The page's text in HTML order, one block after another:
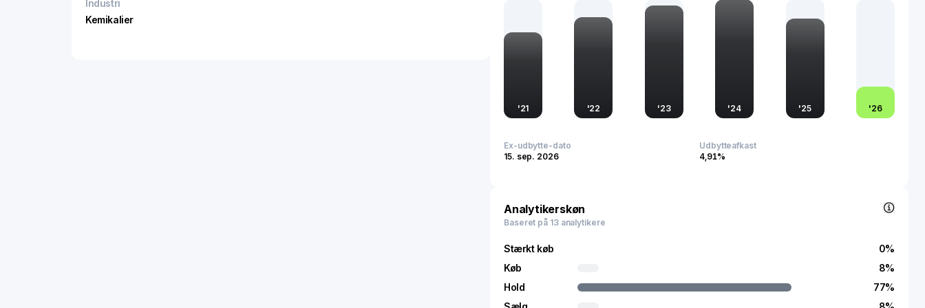
Industri
Kemikalier
support før og efter salg til kunderne. Dens produkter bruges i en række
applikationer, herunder klæbemidler, luftfart, bilindustri, byggeprodukter, holdbare og
ikke-holdbare forbrugerprodukter, elektronik, isolering, emballage, belægninger og
distribution, fritids sportsudstyr og medicinsk udstyr. Virksomheden sælger sine
grundlagt i 1970 og har hovedkontor i The Woodlands, Texas.
'21 '22 '23 '24 '25 '26
Ex-udbytte-dato
15. sep. 2026
Udbytteafkast
4,91%
Analytikerskøn
Baseret på 13 analytikere
Stærkt køb
Køb
Hold
0%
8%
77%